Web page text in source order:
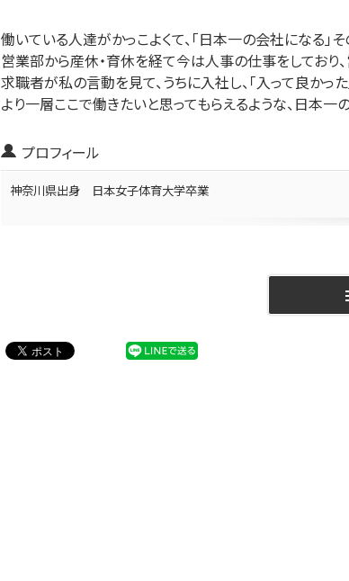
働いている人達がかっこよくて、「日本一の会社になる」
営業部から産休・育休を経て今は人事の仕事をしており
求職者が私の言動を見て、うちに入社し、「入って良かっ
より一層ここで働きたいと思ってもらえるような、日本一
プロフィール
神奈川県出身 日本女子体育大学卒業